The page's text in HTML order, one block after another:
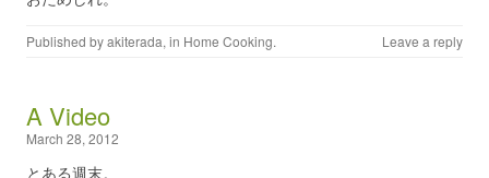
Published byakiterada, in Home Cooking. Leave a reply
A Video
March 28, 2012
とある週末。